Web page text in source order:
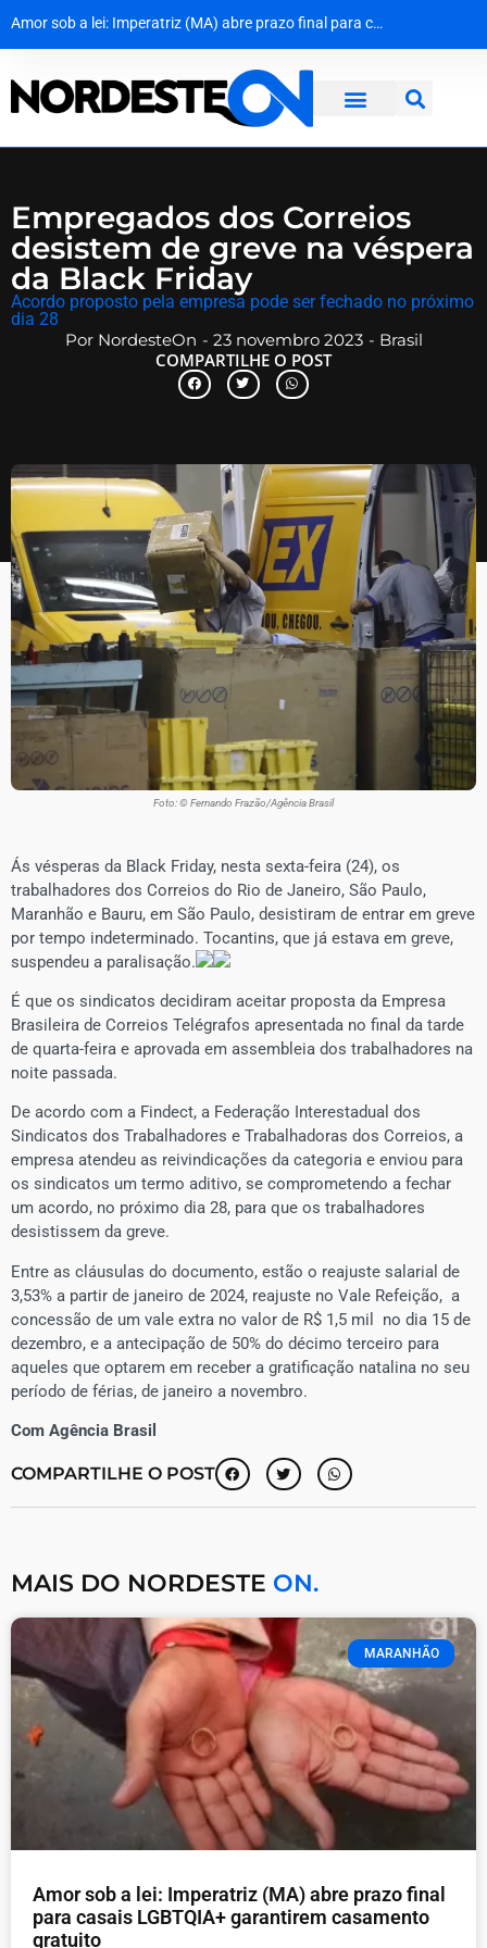
Amor sob a lei: Imperatriz (MA) abre prazo final para casais LGBTQIA+ garantirem casamento gratuito
MPF dá 10 dias para Dnit apresentar prazos de obras e explicações sobre colapso em pontes da BR-101Dona Inês traz Geraldo Azevedo no Festival de Inverno das Serras
Cerco na Caatinga: Policiais capturam quarto fugitivo de penitenciária de Nísia Floresta
Empregados dos Correios
desistem de greve na véspera
da Black Friday
Acordo proposto pela empresa pode ser fechado no próximo
dia 28
PorNordesteOn - 23 novembro 2023 - Brasil
COMPARTILHE O POST
Foto: © Fernando Frazão/Agência Brasil
Ás vésperas da Black Friday, nesta sexta-feira (24), os
trabalhadores dos Correios do Rio de Janeiro, São Paulo,
Maranhão e Bauru, em São Paulo, desistiram de entrar em greve
por tempo indeterminado. Tocantins, que já estava em greve,
suspendeu a paralisação.
É que os sindicatos decidiram aceitar proposta da Empresa
Brasileira de Correios Telégrafos apresentada no final da tarde
de quarta-feira e aprovada em assembleia dos trabalhadores na
noite passada.
De acordo com a Findect, a Federação Interestadual dos
Sindicatos dos Trabalhadores e Trabalhadoras dos Correios, a
empresa atendeu as reivindicações da categoria e enviou para
os sindicatos um termo aditivo, se comprometendo a fechar
um acordo, no próximo dia 28, para que os trabalhadores
desistissem da greve.
Entre as cláusulas do documento, estão o reajuste salarial de
3,53% a partir de janeiro de 2024, reajuste no Vale Refeição, a
concessão de um vale extra no valor de R$ 1,5 mil no dia 15 de
dezembro, e a antecipação de 50% do décimo terceiro para
aqueles que optarem em receber a gratificação natalina no seu
período de férias, de janeiro a novembro.
Com Agência Brasil
COMPARTILHE O POST
MAIS DO NORDESTE ON.
MARANHÃO
Amor sob a lei: Imperatriz (MA) abre prazo final
para casais LGBTQIA+ garantirem casamento
gratuito